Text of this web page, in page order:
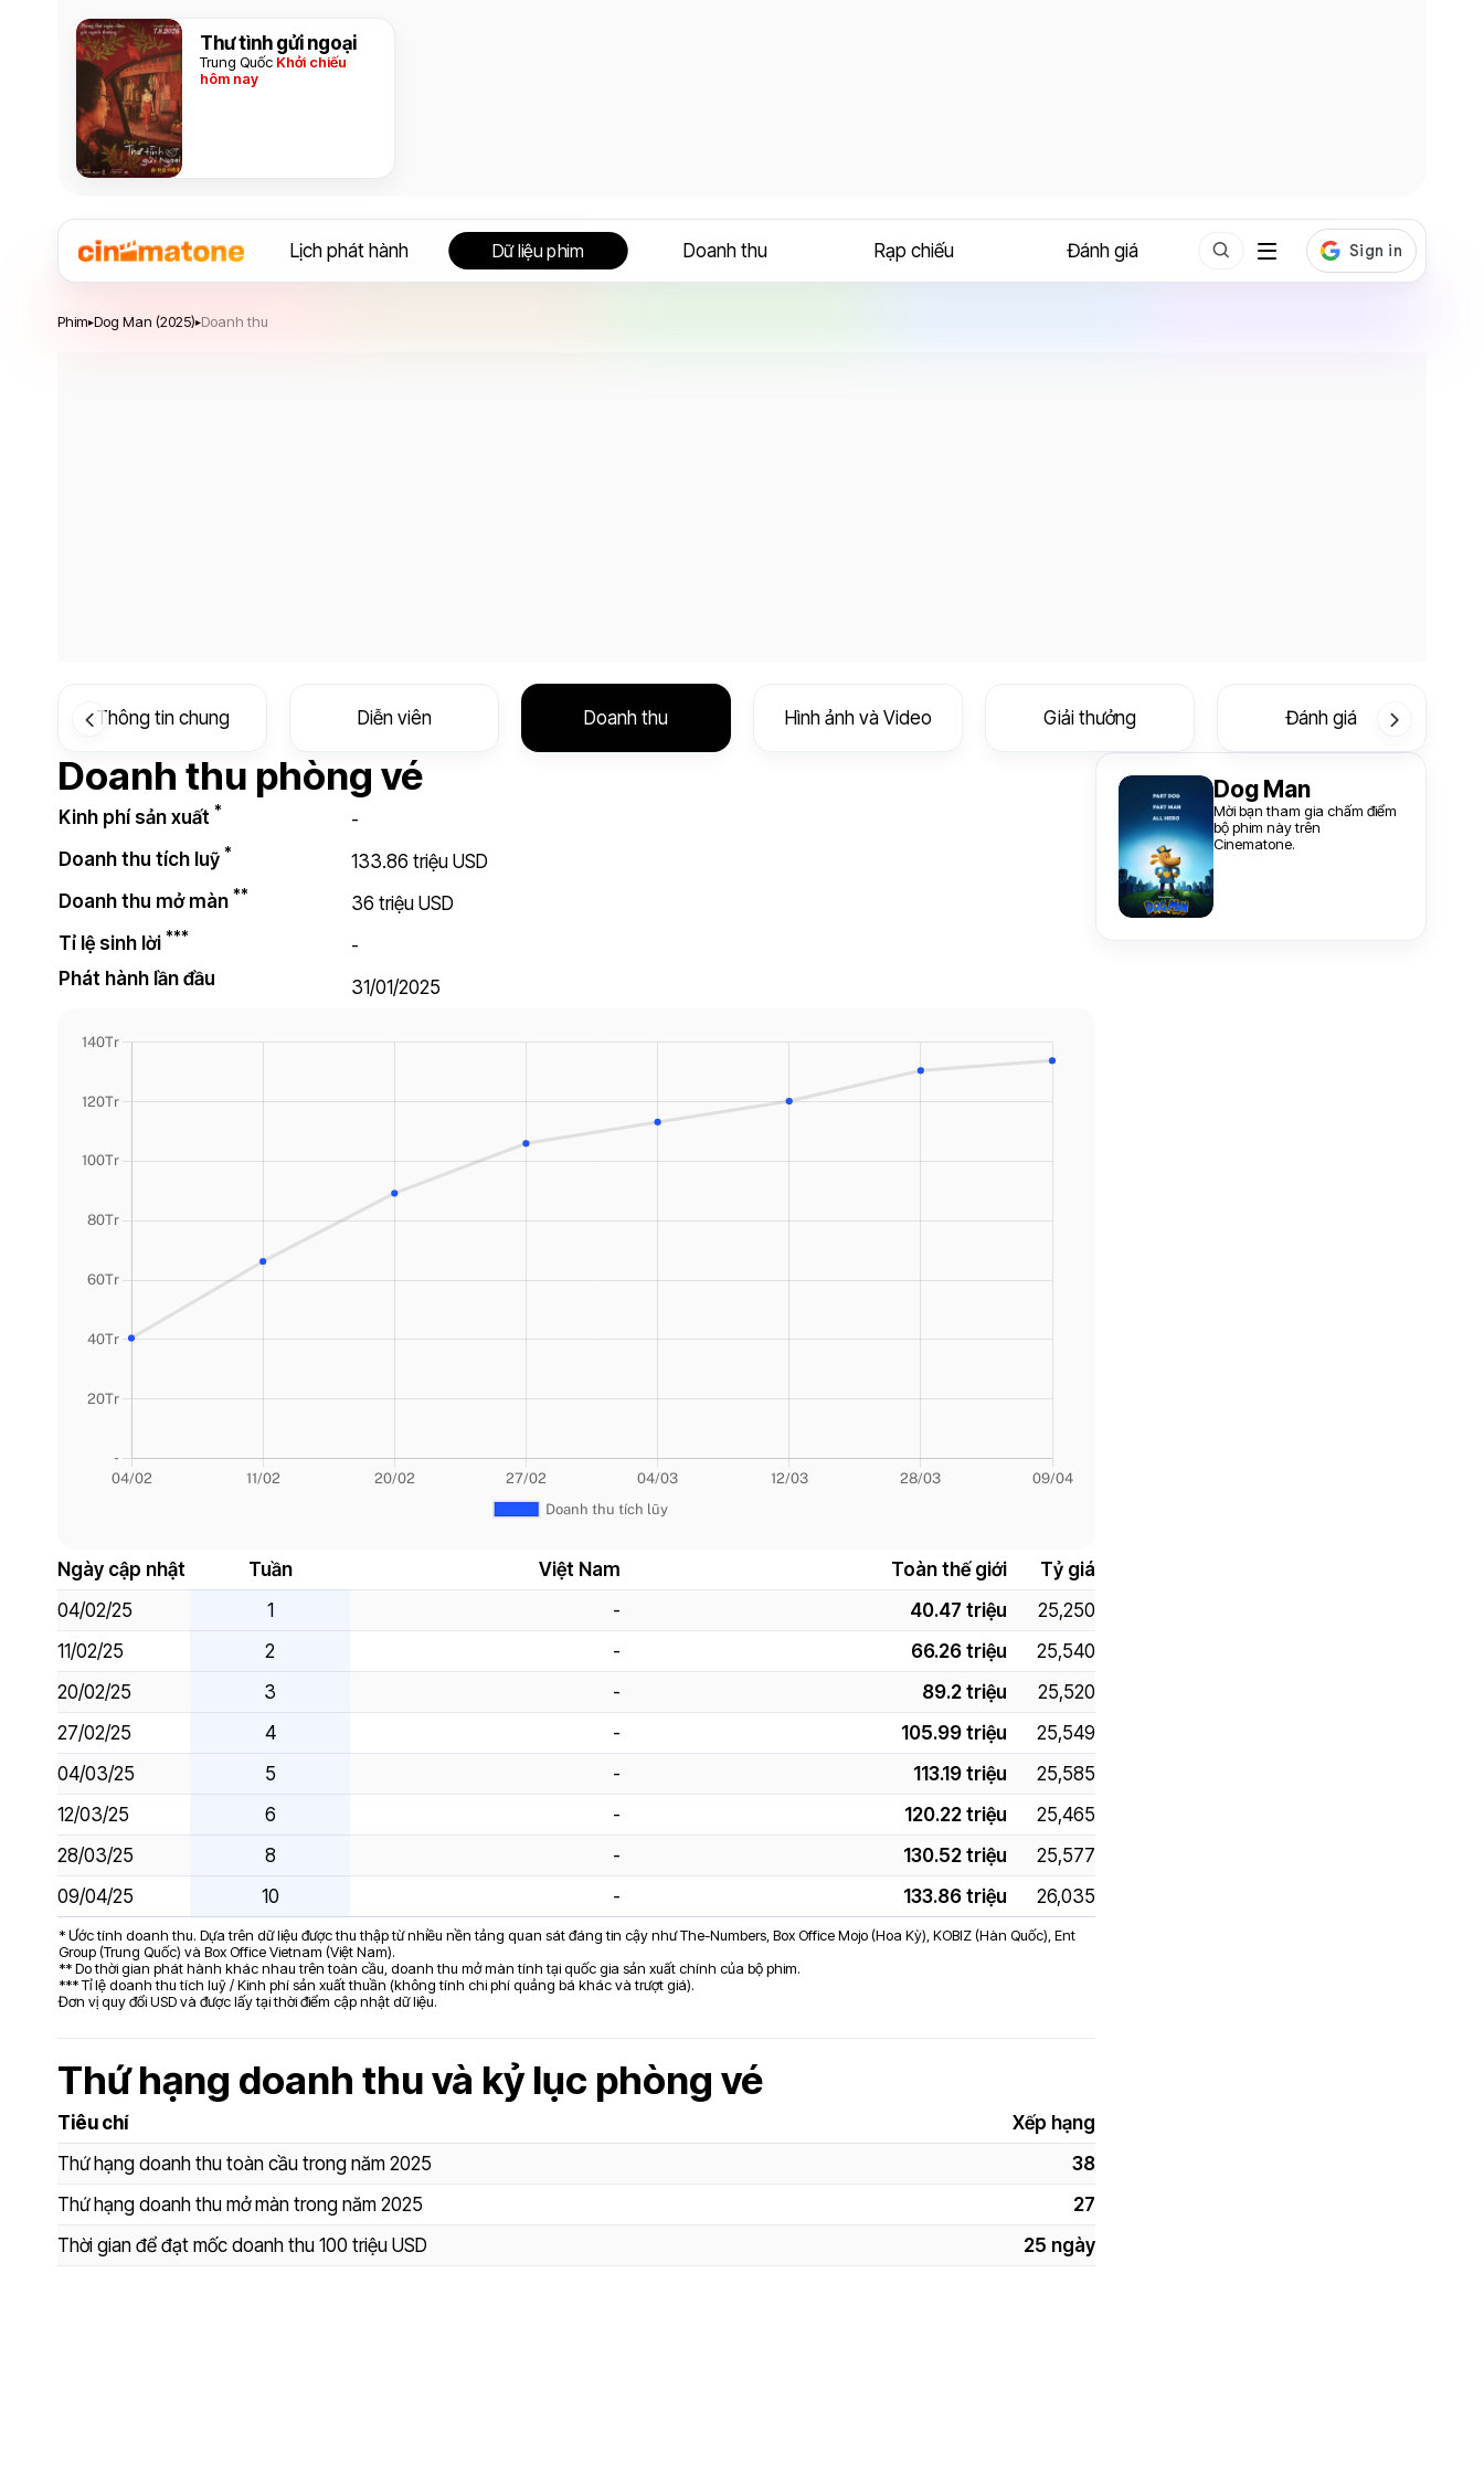
Thư tình gửi ngoại
Trung Quốc Khởi chiếu
hôm nay
Lịch phát hành Dữ liệu phim Doanh thu Rạp chiếu Đánh giá
Phim▸Dog Man (2025)▸Doanh thu
Thông tin chung Diễn viên Doanh thu Hình ảnh và Video Giải thưởng Đánh giá
Doanh thu phòng vé
Kinh phí sản xuất *
-
Doanh thu tích luỹ *
133.86 triệu USD
Doanh thu mở màn **
36 triệu USD
Tỉ lệ sinh lời ***
-
Phát hành lần đầu
31/01/2025
Ngày cập nhật Tuần Việt Nam Toàn thế giới
Tỷ giá
04/02/25
1 - 40.47 triệu
25,250
11/02/25
2 - 66.26 triệu
25,540
20/02/25
3 - 89.2 triệu
25,520
27/02/25
4 - 105.99 triệu
25,549
04/03/25
5 - 113.19 triệu
25,585
12/03/25
6 - 120.22 triệu
25,465
28/03/25
8 - 130.52 triệu
25,577
09/04/25
10 - 133.86 triệu 26,035
* Ước tính doanh thu. Dựa trên dữ liệu được thu thập từ nhiều nền tảng quan sát đáng tin cậy như The-Numbers, Box Office Mojo (Hoa Kỳ), KOBIZ (Hàn Quốc), Ent
Group (Trung Quốc) và Box Office Vietnam (Việt Nam).
** Do thời gian phát hành khác nhau trên toàn cầu, doanh thu mở màn tính tại quốc gia sản xuất chính của bộ phim.
*** Tỉ lệ doanh thu tích luỹ / Kinh phí sản xuất thuần (không tính chi phí quảng bá khác và trượt giá).
Đơn vị quy đổi USD và được lấy tại thời điểm cập nhật dữ liệu.
Thứ hạng doanh thu và kỷ lục phòng vé
Tiêu chí
Xếp hạng
Thứ hạng doanh thu toàn cầu trong năm 2025
38
Thứ hạng doanh thu mở màn trong năm 2025
27
Thời gian để đạt mốc doanh thu 100 triệu USD
25 ngày
Dog Man
Mời bạn tham gia chấm điểm
bộ phim này trên
Cinematone.